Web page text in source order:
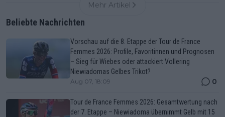
Mehr Artikel
Beliebte Nachrichten
Vorschau auf die 8. Etappe der Tour de France
Femmes 2026: Profile, Favoritinnen und Prognosen
– Sieg für Wiebes oder attackiert Vollering
Niewiadomas Gelbes Trikot?
Aug 07, 18:09 0
Tour de France Femmes 2026: Gesamtwertung nach
der 7. Etappe – Niewiadoma übernimmt Gelb mit 15